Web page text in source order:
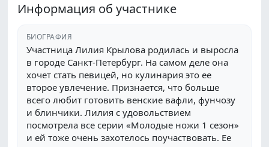
Информация об участнике
БИОГРАФИЯ
Участница Лилия Крылова родилась и выросла
в городе Санкт-Петербург. На самом деле она
хочет стать певицей, но кулинария это ее
второе увлечение. Признается, что больше
всего любит готовить венские вафли, фунчозу
и блинчики. Лилия с удовольствием
посмотрела все серии «Молодые ножи 1 сезон»
и ей тоже очень захотелось поучаствовать. Ее